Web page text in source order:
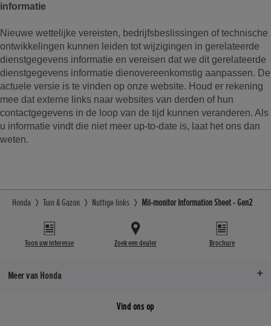
informatie
Nieuwe wettelijke vereisten, bedrijfsbeslissingen of technische
ontwikkelingen kunnen leiden tot wijzigingen in gerelateerde
dienstgegevens informatie en vereisen dat we dit gerelateerde
dienstgegevens informatie dienovereenkomstig aanpassen. De
actuele versie is te vinden op onze website. Houd er rekening
mee dat externe links naar websites van derden of hun
contactgegevens in de loop van de tijd kunnen veranderen. Als
u informatie vindt die niet meer up-to-date is, laat het ons dan
weten.
Honda Tuin & Gazon Nuttige links Mii-monitor Information Sheet - Gen2
Toon uw interesse Zoek een dealer Brochure
Meer van Honda
Vind ons op